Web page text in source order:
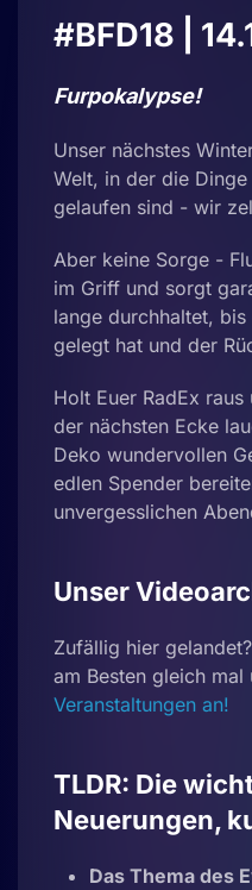
#BFD18 |
Furpokalypse!
Unser nächstes
Welt, in der die
gelaufen sind - wir
Aber keine Sorge -
im Griff und sorgt
lange durchhaltet,
gelegt hat und der
Holt Euer RadEx
der nächsten Ecke
Deko wundervollen
edlen Spender
unvergesslichen
Unser
Zufällig hier
am Besten gleich mal
Veranstaltungen an!
TLDR: Die
Neuerungen,
Das Thema des